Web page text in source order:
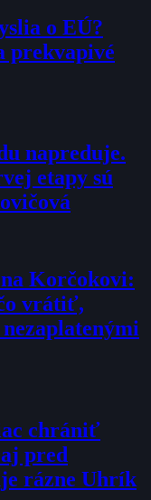
o EÚ?
prekvapivé
napreduje.
etapy sú
Korčokovi:
vrátiť,
chrániť
pred
rázne Uhrík